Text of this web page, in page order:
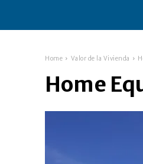
Home Valor de la Vivienda
Home